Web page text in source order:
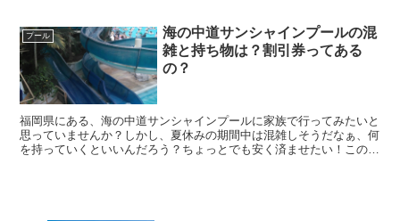
プール
海の中道サンシャインプールの混
雑と持ち物は？割引券ってある
の？
福岡県にある、海の中道サンシャインプールに家族で行ってみたいと
思っていませんか？しかし、夏休みの期間中は混雑しそうだなぁ、何
を持っていくといいんだろう？ちょっとでも安く済ませたい！このよ